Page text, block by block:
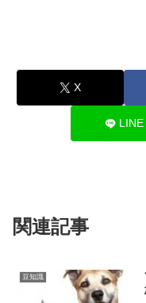
X
LINE
関連記事
豆知識